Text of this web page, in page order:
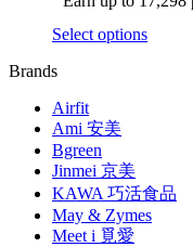
Select options
Brands
Airfit
Ami 安美
Bgreen
Jinmei 京美
KAWA 巧活食品
May & Zymes
Meet i 覓愛